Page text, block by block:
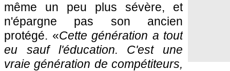
même un peu plus sévère, et
n'épargne pas son ancien
protégé. «Cette génération a tout
eu sauf l'éducation. C'est une
vraie génération de compétiteurs,